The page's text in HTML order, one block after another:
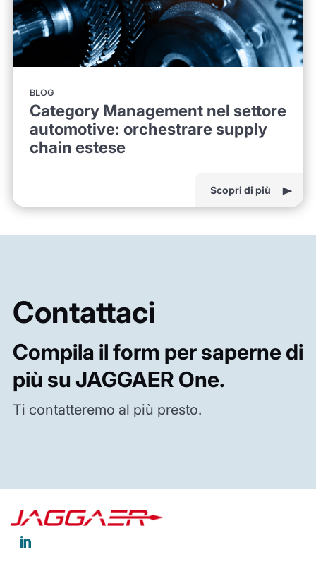
BLOG
Category Management nel settore
automotive: orchestrare supply
chain estese
Scopri di più
Contattaci
Compila il form per saperne di
più su JAGGAER One.
Ti contatteremo al più presto.
